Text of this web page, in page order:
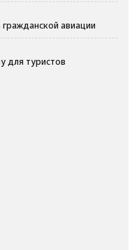
авиации
для туристов